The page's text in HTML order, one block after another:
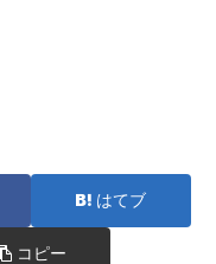
はてブ
コピー